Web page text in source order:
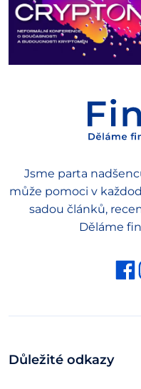
Jsme parta
může pomoci v
sadou článků,
Děláme
Důležité odkazy